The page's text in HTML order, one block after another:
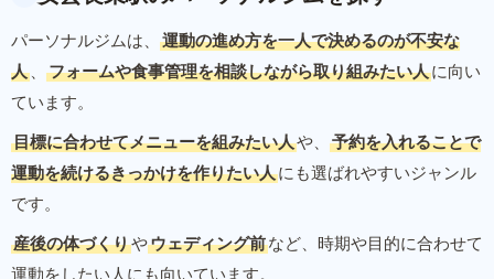
パーソナルジムは、
運動の進め方を一人で決めるのが不安な
人 、 フォームや食事管理を相談しながら取り組みたい人に向い
ています。
目標に合わせてメニューを組みたい人や、
予約を入れることで
運動を続けるきっかけを作りたい人にも選ばれやすいジャンル
です。
産後の体づくりやウェディング前など、時期や目的に合わせて
運動をしたい人にも向いています。